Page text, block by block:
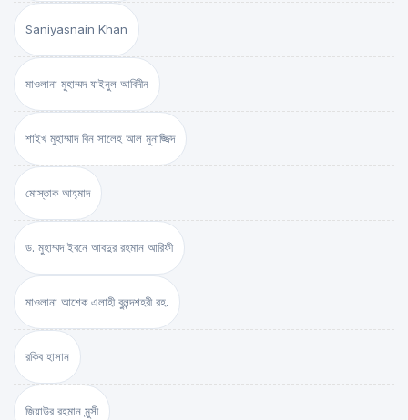
Saniyasnain Khan
মাওলানা মুহাম্মদ যাইনুল আবিদীন
শাইখ মুহাম্মাদ বিন সালেহ আল মুনাজ্জিদ
মোস্তাক আহ্‌মাদ
ড. মুহাম্মদ ইবনে আবদুর রহমান আরিফী
মাওলানা আশেক এলাহী বুলন্দশহরী রহ.
রকিব হাসান
জিয়াউর রহমান মুন্সী